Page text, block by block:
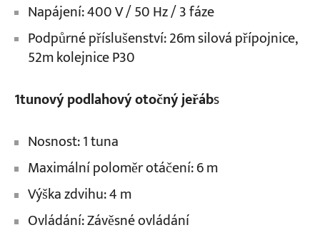
Napájení: 400 V / 50 Hz / 3 fáze
Podpůrné příslušenství: 26m silová přípojnice,
52m kolejnice P30
1tunový podlahový otočný jeřábs
Nosnost: 1 tuna
Maximální poloměr otáčení: 6 m
Výška zdvihu: 4 m
Ovládání: Závěsné ovládání